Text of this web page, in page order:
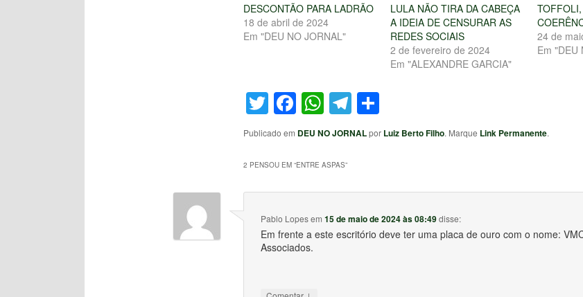
DESCONTÃO PARA LADRÃO
18 de abril de 2024
Em "DEU NO JORNAL"
LULA NÃO TIRA DA CABEÇA
A IDEIA DE CENSURAR AS
REDES SOCIAIS
2 de fevereiro de 2024
Em "ALEXANDRE GARCIA"
24 de
Em "DEU
Twitter
Facebook
WhatsApp
Telegram
Share
Publicado em DEU NO JORNALpor Luiz Berto Filho. Marque Link Permanente.
2 PENSOU EM “ENTRE ASPAS”
Pablo Lopesem15 de maio de 2024 às 08:49disse:
Em frente a este escritório deve ter uma placa de ouro com o nome:
Associados.
↓